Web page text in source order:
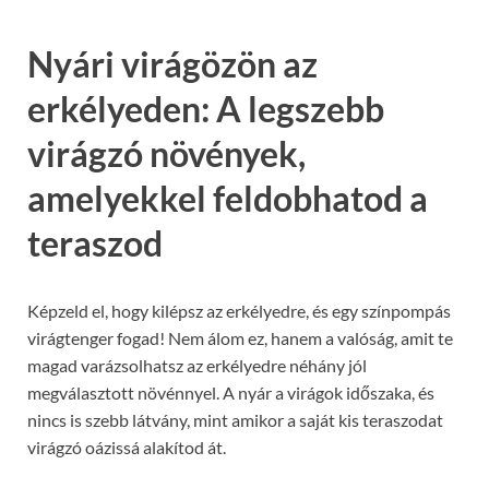
Nyári virágözön az
erkélyeden: A legszebb
virágzó növények,
amelyekkel feldobhatod a
teraszod
Képzeld el, hogy kilépsz az erkélyedre, és egy színpompás
virágtenger fogad! Nem álom ez, hanem a valóság, amit te
magad varázsolhatsz az erkélyedre néhány jól
megválasztott növénnyel. A nyár a virágok időszaka, és
nincs is szebb látvány, mint amikor a saját kis teraszodat
virágzó oázissá alakítod át.